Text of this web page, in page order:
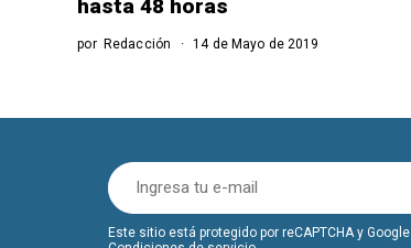
hasta 48 horas
por Redacción 14 de Mayo de 2019
Este sitio está protegido por reCAPTCHA y Google